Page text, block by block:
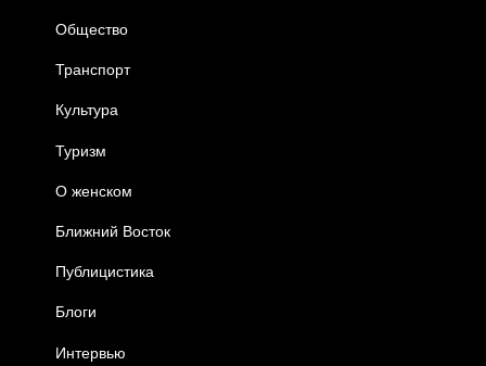
Общество
Транспорт
Культура
Туризм
О женском
Ближний Восток
Публицистика
Блоги
Интервью